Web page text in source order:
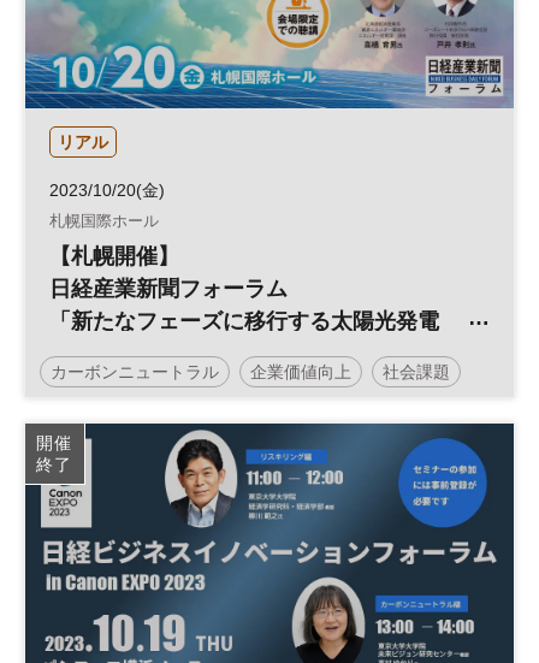
ESG投資 生物多様性 参加無料 企業活動
リアル
2023/10/20(金)
札幌国際ホール
【札幌開催】
日経産業新聞フォーラム
「新たなフェーズに移行する太陽光発電
～自家消費とPPAを活用し、脱炭素経営の
実現へ～」
カーボンニュートラル 企業価値向上 社会課題
サステナビリティ 企業価値 脱炭素 環境
エネルギー サステナブル 投資
経営戦略 太陽光発電 参加無料
日経産業新聞フォーラム
開催
終了